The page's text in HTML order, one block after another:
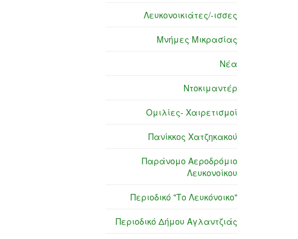
Λευκονοικιάτες/-ισσες
Μνήμες Μικρασίας
Νέα
Ντοκιμαντέρ
Ομιλίες- Χαιρετισμοί
Πανίκκος Χατζηκακού
Παράνομο Αεροδρόμιο
Λευκονοίκου
Περιοδικό "Το Λευκόνοικο"
Περιοδικό Δήμου Αγλαντζιάς